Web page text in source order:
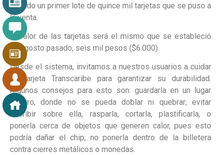
llegado un primer lote de quince mil tarjetas que se puso a
la venta.
El valor de las tarjetas será el mismo que se estableció
en agosto pasado, seis mil pesos ($6.000).
Desde el sistema, invitamos a nuestros usuarios a cuidar
su tarjeta Transcaribe para garantizar su durabilidad.
Algunos consejos para esto son: guardarla en un lugar
seguro, donde no se pueda doblar ni quebrar; evitar
escribir sobre ella, rasparla, cortarla, plastificarla, o
ponerla cerca de objetos que generen calor, pues esto
podría dañar el chip; no ponerla dentro de la billetera
contra cierres metálicos o monedas.